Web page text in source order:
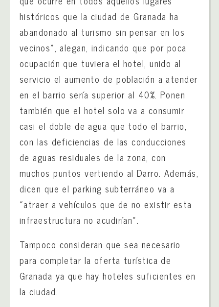
históricos que la ciudad de Granada ha
abandonado al turismo sin pensar en los
vecinos», alegan, indicando que por poca
ocupación que tuviera el hotel, unido al
servicio el aumento de población a atender
en el barrio sería superior al 40%. Ponen
también que el hotel solo va a consumir
casi el doble de agua que todo el barrio,
con las deficiencias de las conducciones
de aguas residuales de la zona, con
muchos puntos vertiendo al Darro. Además,
dicen que el parking subterráneo va a
«atraer a vehículos que de no existir esta
infraestructura no acudirían».
Tampoco consideran que sea necesario
para completar la oferta turística de
Granada ya que hay hoteles suficientes en
la ciudad.